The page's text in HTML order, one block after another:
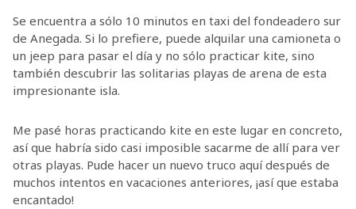
Se encuentra a sólo 10 minutos en taxi del fondeadero sur
de Anegada. Si lo prefiere, puede alquilar una camioneta o
un jeep para pasar el día y no sólo practicar kite, sino
también descubrir las solitarias playas de arena de esta
impresionante isla.
Me pasé horas practicando kite en este lugar en concreto,
así que habría sido casi imposible sacarme de allí para ver
otras playas. Pude hacer un nuevo truco aquí después de
muchos intentos en vacaciones anteriores, ¡así que estaba
encantado!